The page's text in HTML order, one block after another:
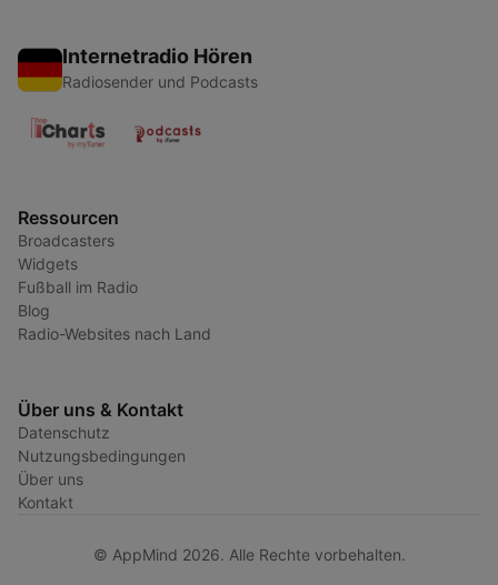
Internetradio Hören
Radiosender und Podcasts
Ressourcen
Broadcasters
Widgets
Fußball im Radio
Blog
Radio-Websites nach Land
Über uns & Kontakt
Datenschutz
Nutzungsbedingungen
Über uns
Kontakt
© AppMind 2026. Alle Rechte vorbehalten.